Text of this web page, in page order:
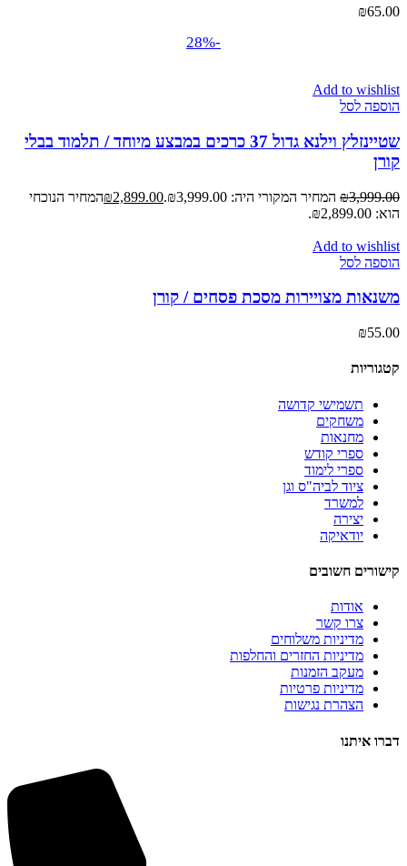
₪65.00
-28%
Add to wishlist
הוספה לסל
שטיינזלץ וילנא גדול 37 כרכים במבצע מיוחד / תלמוד בבלי
קורן
₪3,999.00 המחיר המקורי היה: ₪3,999.00. ₪2,899.00
המחיר הנוכחי
הוא: ₪2,899.00.
Add to wishlist
הוספה לסל
משנאות מצויירות מסכת פסחים / קורן
₪55.00
קטגוריות
תשמישי קדושה
משחקים
מחנאות
ספרי קודש
ספרי לימוד
ציוד לביה"ס וגן
למשרד
יצירה
יודאיקה
קישורים חשובים
אודות
צרו קשר
מדיניות משלוחים
מדיניות החזרים והחלפות
מעקב הזמנות
מדיניות פרטיות
הצהרת נגישות
דברו איתנו